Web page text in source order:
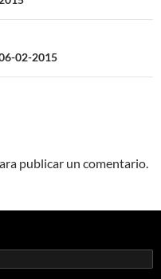
02-2015
publicar un comentario.